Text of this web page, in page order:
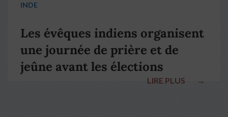
INDE
Les évêques indiens organisent
une journée de prière et de
jeûne avant les élections
LIRE PLUS →